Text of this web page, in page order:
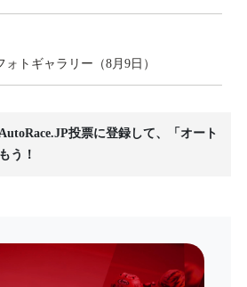
ォトギャラリー（8月9日）
投票に登録して、「オート
う！